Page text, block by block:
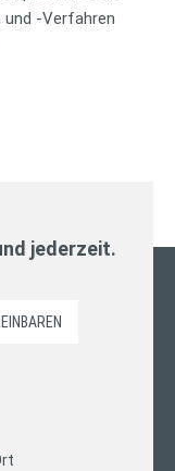
-Verfahren
jederzeit.